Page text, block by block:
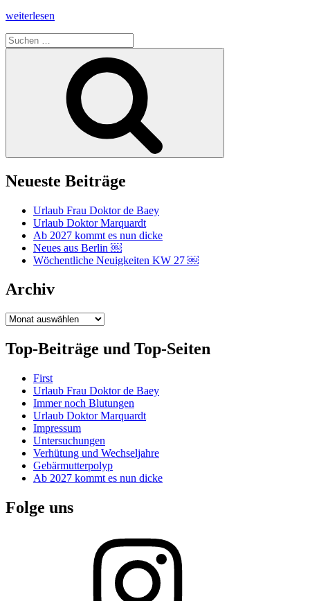
„Brennendes
weiterlesen
Suchen
nach:
Neueste Beiträge
Urlaub Frau Doktor de Baey
Urlaub Doktor Marquardt
Ab 2027 kommt es nun dicke
Neues aus Berlin ￼
Wöchentliche Neuigkeiten KW 27 ￼
Archiv
Archiv
Top-Beiträge und Top-Seiten
First
Urlaub Frau Doktor de Baey
Immer noch Blutungen
Urlaub Doktor Marquardt
Impressum
Untersuchungen
Verhütung und Wechseljahre
Gebärmutterpolyp
Ab 2027 kommt es nun dicke
Folge uns